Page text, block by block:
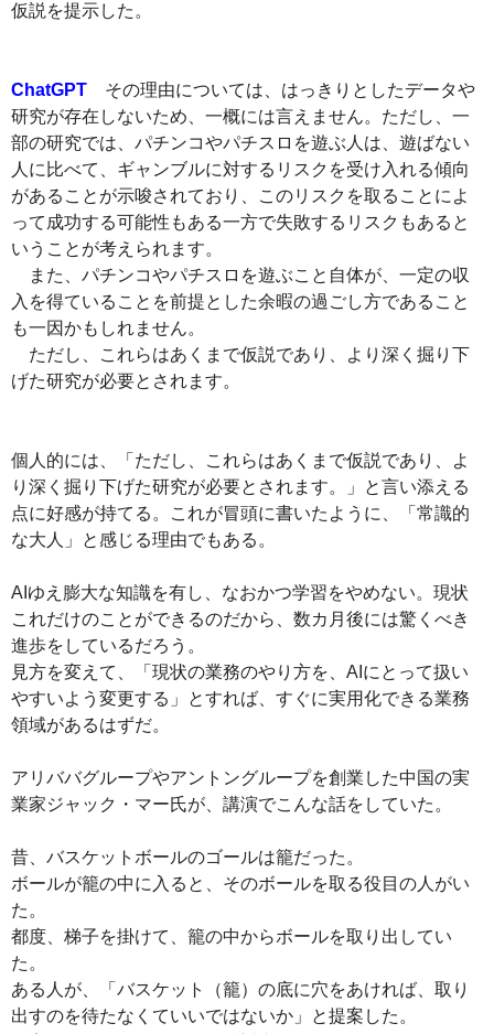
仮説を提示した。
ChatGPT その理由については、はっきりとしたデータや
研究が存在しないため、一概には言えません。ただし、一
部の研究では、パチンコやパチスロを遊ぶ人は、遊ばない
人に比べて、ギャンブルに対するリスクを受け入れる傾向
があることが示唆されており、このリスクを取ることによ
って成功する可能性もある一方で失敗するリスクもあると
いうことが考えられます。
また、パチンコやパチスロを遊ぶこと自体が、一定の収
入を得ていることを前提とした余暇の過ごし方であること
も一因かもしれません。
ただし、これらはあくまで仮説であり、より深く掘り下
げた研究が必要とされます。
個人的には、「ただし、これらはあくまで仮説であり、よ
り深く掘り下げた研究が必要とされます。」と言い添える
点に好感が持てる。これが冒頭に書いたように、「常識的
な大人」と感じる理由でもある。
AIゆえ膨大な知識を有し、なおかつ学習をやめない。現状
これだけのことができるのだから、数カ月後には驚くべき
進歩をしているだろう。
見方を変えて、「現状の業務のやり方を、AIにとって扱い
やすいよう変更する」とすれば、すぐに実用化できる業務
領域があるはずだ。
アリババグループやアントングループを創業した中国の実
業家ジャック・マー氏が、講演でこんな話をしていた。
昔、バスケットボールのゴールは籠だった。
ボールが籠の中に入ると、そのボールを取る役目の人がい
た。
都度、梯子を掛けて、籠の中からボールを取り出してい
た。
ある人が、「バスケット（籠）の底に穴をあければ、取り
出すのを待たなくていいではないか」と提案した。